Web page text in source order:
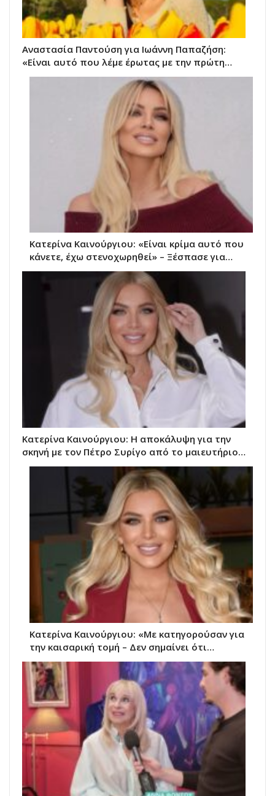
Αναστασία Παντούση για Ιωάννη Παπαζήση:
«Είναι αυτό που λέμε έρωτας με την πρώτη…
Κατερίνα Καινούργιου: «Είναι κρίμα αυτό που
κάνετε, έχω στενοχωρηθεί» – Ξέσπασε για…
Κατερίνα Καινούργιου: Η αποκάλυψη για την
σκηνή με τον Πέτρο Συρίγο από το μαιευτήριο…
Κατερίνα Καινούργιου: «Με κατηγορούσαν για
την καισαρική τομή – Δεν σημαίνει ότι…